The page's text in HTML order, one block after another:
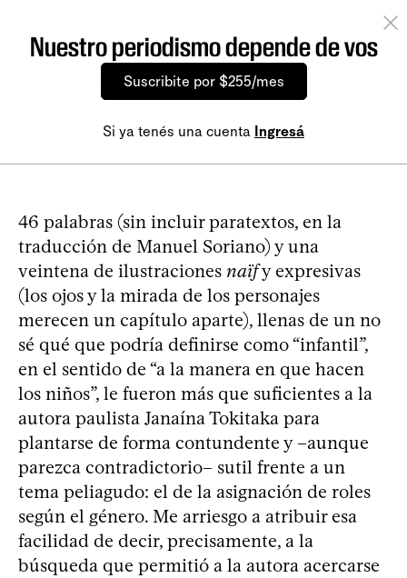
Nuestro periodismo depende de vos
Suscribite por $255/mes
Si ya tenés una cuenta Ingresá
46 palabras (sin incluir paratextos, en la
traducción de Manuel Soriano) y una
veintena de ilustraciones naïfy expresivas
(los ojos y la mirada de los personajes
merecen un capítulo aparte), llenas de un no
sé qué que podría definirse como “infantil”,
en el sentido de “a la manera en que hacen
los niños”, le fueron más que suficientes a la
autora paulista Janaína Tokitaka para
plantarse de forma contundente y –aunque
parezca contradictorio– sutil frente a un
tema peliagudo: el de la asignación de roles
según el género. Me arriesgo a atribuir esa
facilidad de decir, precisamente, a la
búsqueda que permitió a la autora acercarse